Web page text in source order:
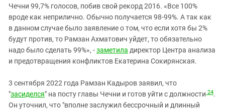
Чечни 99,7% голосов, побив свой рекорд 2016. «Все 100%
вроде как неприлично. Обычно получается 98-99%. А так как
в данном случае было заявление о том, что если хотя бы 2%
будут против, то Рамзан Ахматович уйдет, то обязательно
надо было сделать 99%», -заметила директор Центра анализа
и предотвращения конфликтов Екатерина Сокирянская.
3 сентября 2022 года Рамзан Кадыров заявил, что
"засиделся" на посту главы Чечни и готов уйти с должности 24.
Он уточнил, что "вполне заслужил бессрочный и длинный